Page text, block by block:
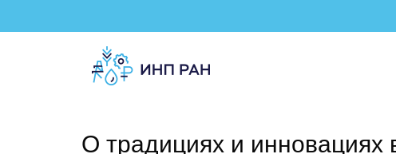
О традициях и инновациях